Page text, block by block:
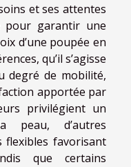
et ses attentes
pour garantir une
d’une poupée en
qu’il s’agisse
degré de mobilité,
apportée par
privilégient un
peau, d’autres
flexibles favorisant
que certains